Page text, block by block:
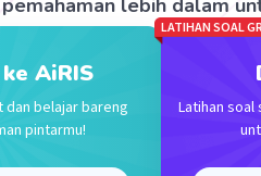
Iklan
yang disalurkan ke otak
· 0.0 0
AiRIS
dan belajar bareng
pintarmu!
LATIHAN SOAL
Latihan soal